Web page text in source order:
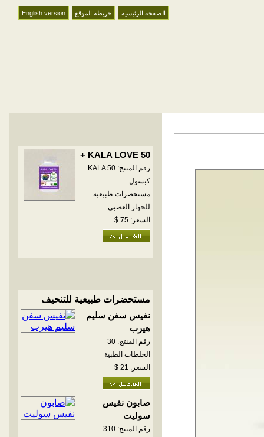
الصفحة الرئيسية خريطة الموقع English version
KALA LOVE 50 +
رقم المنتج: KALA 50
كبسول
مستحضرات طبيعية
للجهاز العصبي
السعر: 75 $
مستحضرات طبيعية للتنحيف
نفيس سفن سليم
هيرب
رقم المنتج: 30
الخلطات الطبية
السعر: 21 $
صابون نفيس
سوليت
رقم المنتج: 310